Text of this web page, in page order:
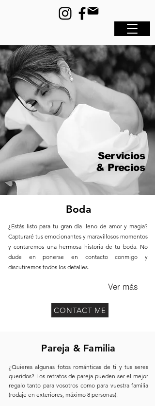
Servicios
& Precios
Boda
¿Estás listo para tu gran día lleno de amor y magia?
Capturaré tus emocionantes y maravillosos momentos
y contaremos una hermosa historia de tu boda. No
dude en ponerse en contacto conmigo y
discutiremos todos los detalles.
Ver más
CONTACT ME
Pareja & Familia
¿Quieres algunas fotos románticas de ti y tus seres
queridos? Los retratos de pareja pueden ser el mejor
regalo tanto para vosotros como para vuestra familia
(rodaje en exteriores, máximo 8 personas).